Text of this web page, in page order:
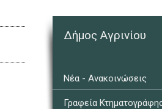
Δήμος Αγρινίου
Νέα - Ανακοινώσεις
Γραφεία